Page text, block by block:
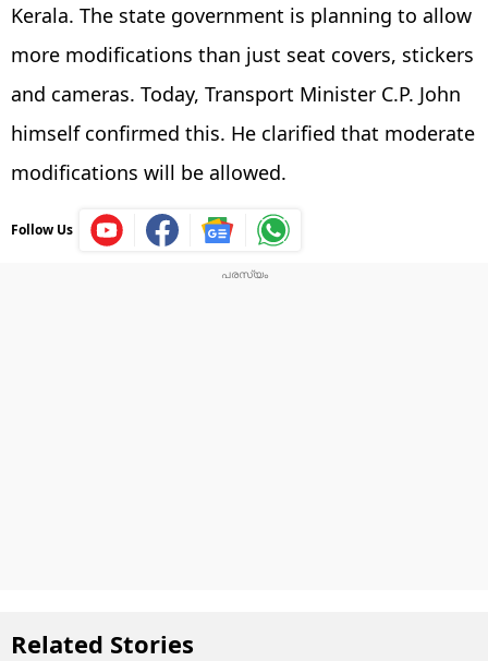
Kerala. The state government is planning to allow
more modifications than just seat covers, stickers
and cameras. Today, Transport Minister C.P. John
himself confirmed this. He clarified that moderate
modifications will be allowed.
Follow Us
Related Stories